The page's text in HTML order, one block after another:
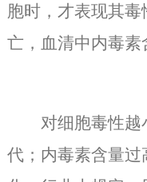
胞时，才表现其
亡，血清中内毒素
对细胞毒性越
代；内毒素含量